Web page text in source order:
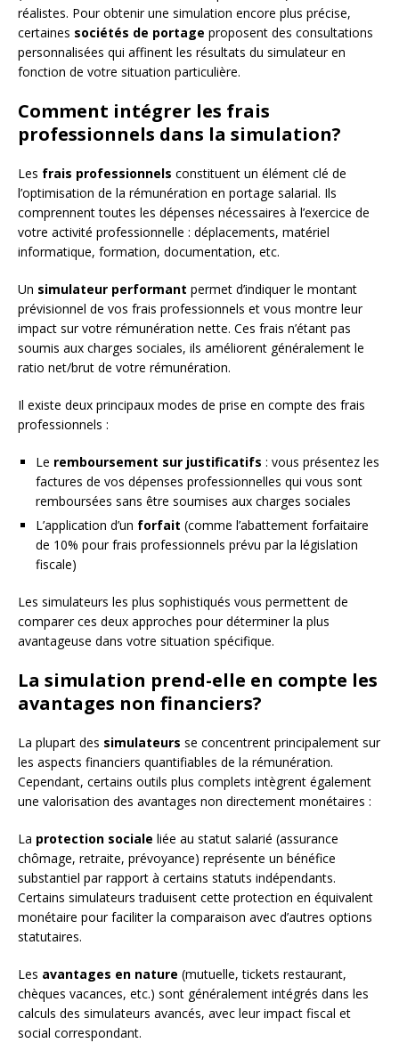
réalistes. Pour obtenir une simulation encore plus précise,
certaines sociétés de portage proposent des consultations
personnalisées qui affinent les résultats du simulateur en
fonction de votre situation particulière.
Comment intégrer les frais
professionnels dans la simulation?
Les frais professionnels constituent un élément clé de
l’optimisation de la rémunération en portage salarial. Ils
comprennent toutes les dépenses nécessaires à l’exercice de
votre activité professionnelle : déplacements, matériel
informatique, formation, documentation, etc.
Un simulateur performant permet d’indiquer le montant
prévisionnel de vos frais professionnels et vous montre leur
impact sur votre rémunération nette. Ces frais n’étant pas
soumis aux charges sociales, ils améliorent généralement le
ratio net/brut de votre rémunération.
Il existe deux principaux modes de prise en compte des frais
professionnels :
Le remboursement sur justificatifs : vous présentez les
factures de vos dépenses professionnelles qui vous sont
remboursées sans être soumises aux charges sociales
L’application d’un forfait (comme l’abattement forfaitaire
de 10% pour frais professionnels prévu par la législation
fiscale)
Les simulateurs les plus sophistiqués vous permettent de
comparer ces deux approches pour déterminer la plus
avantageuse dans votre situation spécifique.
La simulation prend-elle en compte les
avantages non financiers?
La plupart des simulateurs se concentrent principalement sur
les aspects financiers quantifiables de la rémunération.
Cependant, certains outils plus complets intègrent également
une valorisation des avantages non directement monétaires :
La protection sociale liée au statut salarié (assurance
chômage, retraite, prévoyance) représente un bénéfice
substantiel par rapport à certains statuts indépendants.
Certains simulateurs traduisent cette protection en équivalent
monétaire pour faciliter la comparaison avec d’autres options
statutaires.
Les avantages en nature (mutuelle, tickets restaurant,
chèques vacances, etc.) sont généralement intégrés dans les
calculs des simulateurs avancés, avec leur impact fiscal et
social correspondant.